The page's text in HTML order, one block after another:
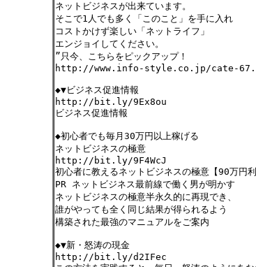
ネットビジネスが出来ています。
そこで1人でも多く「このこと」を手に入れ
コストかけず楽しい「ネットライフ」
エンジョイしてください。
”只今、こちらをピックアップ！
http://www.info-style.co.jp/cate-
◆▼ビジネス促進情報
http://bit.ly/9Ex8ou
ビジネス促進情報
◆初心者でも毎月30万円以上稼げる
ネットビジネスの極意
http://bit.ly/9F4WcJ
初心者に教えるネットビジネスの極意【90万円
PR ネットビジネス最前線で働く男が明かす
ネットビジネスの極意半永久的に再現でき、
誰がやっても全く同じ結果が得られるよう
構築された最強のマニュアルをご案内
◆▼新・怒涛の現金
http://bit.ly/d2IFec